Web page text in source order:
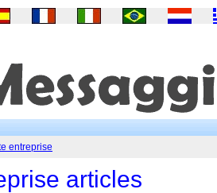
entreprise
articles